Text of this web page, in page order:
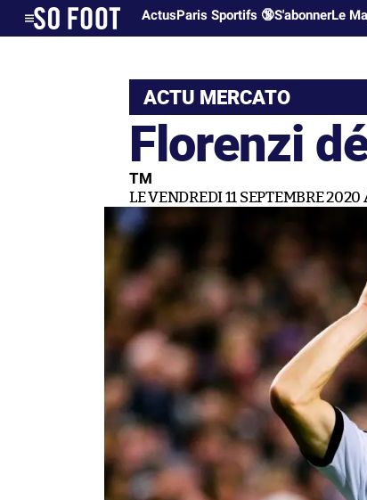
ActusParis Sportifs 🔞S'abonnerLe
ACTU MERCATO
Florenzi
TM
LE VENDREDI 11 SEPTEMBRE 2020